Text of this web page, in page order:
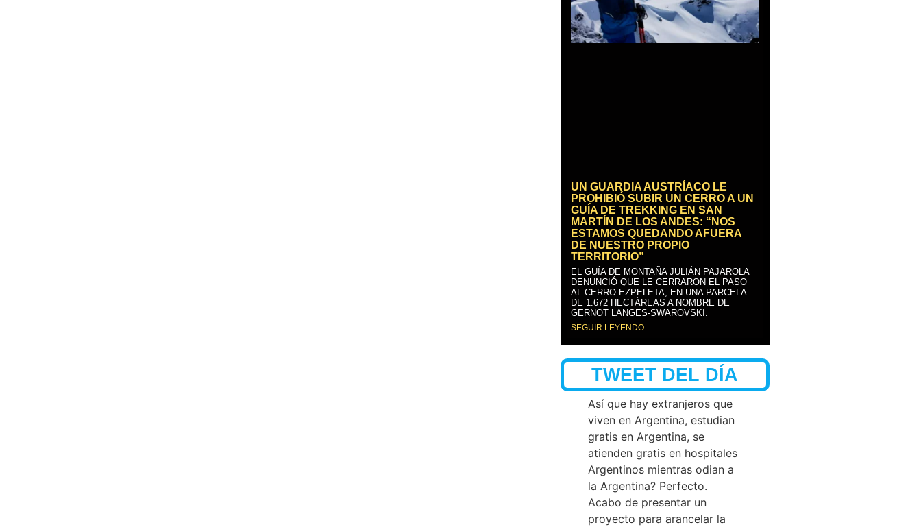
UN GUARDIA AUSTRÍACO LE
PROHIBIÓ SUBIR UN CERRO A UN
GUÍA DE TREKKING EN SAN
MARTÍN DE LOS ANDES: “NOS
ESTAMOS QUEDANDO AFUERA
DE NUESTRO PROPIO
TERRITORIO”
EL GUÍA DE MONTAÑA JULIÁN PAJAROLA
DENUNCIÓ QUE LE CERRARON EL PASO
AL CERRO EZPELETA, EN UNA PARCELA
DE 1.672 HECTÁREAS A NOMBRE DE
GERNOT LANGES-SWAROVSKI.
SEGUIR LEYENDO
TWEET DEL DÍA
Así que hay extranjeros que
viven en Argentina, estudian
gratis en Argentina, se
atienden gratis en hospitales
Argentinos mientras odian a
la Argentina? Perfecto.
Acabo de presentar un
proyecto para arancelar la